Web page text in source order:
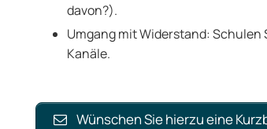
davon?).
Umgang mit Widerstand: Schulen
Kanäle.
Wünschen Sie hierzu eine